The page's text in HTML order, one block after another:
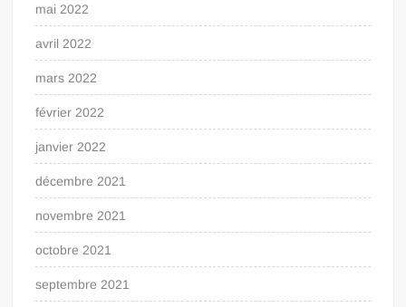
mai 2022
avril 2022
mars 2022
février 2022
janvier 2022
décembre 2021
novembre 2021
octobre 2021
septembre 2021